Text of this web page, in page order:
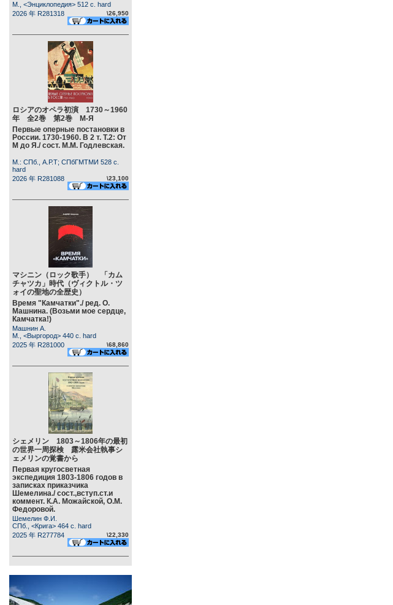
М., <Энциклопедия> 512 c. hard
2026 年 R281318
\26,950
ロシアのオペラ初演 1730～1960
年 全2巻 第2巻 М-Я
Первые оперные постановки в
России. 1730-1960. В 2 т. Т.2: От
М до Я./ сост. М.М. Годлевская.
М.: СПб., А.Р.Т; СПбГМТМИ 528 c.
hard
2026 年 R281088
\23,100
マシニン（ロック歌手） 「カム
チャツカ」時代（ヴィクトル・ツ
ォイの聖地の全歴史）
Время "Камчатки"./ ред. О.
Машнина. (Возьми мое сердце,
Камчатка!)
Машнин А.
М., <Выргород> 440 c. hard
2025 年 R281000
\68,860
シェメリン 1803～1806年の最初
の世界一周探検 露米会社執事シ
ェメリンの覚書から
Первая кругосветная
экспедиция 1803-1806 годов в
записках приказчика
Шемелина./ сост.,вступ.ст.и
коммент. К.А. Можайской, О.М.
Федоровой.
Шемелин Ф.И.
СПб., <Крига> 464 c. hard
2025 年 R277784
\22,330